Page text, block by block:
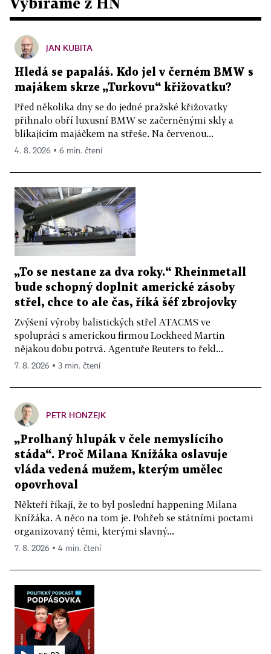
JAN KUBITA
Hledá se papaláš. Kdo jel v černém BMW s
majákem skrze „Turkovu“ křižovatku?
Před několika dny se do jedné pražské křižovatky
přihnalo obří luxusní BMW se začerněnými skly a
blikajícím majáčkem na střeše. Na červenou...
4. 8. 2026 ▪ 6 min. čtení
„To se nestane za dva roky.“ Rheinmetall
bude schopný doplnit americké zásoby
střel, chce to ale čas, říká šéf zbrojovky
Zvýšení výroby balistických střel ATACMS ve
spolupráci s americkou firmou Lockheed Martin
nějakou dobu potrvá. Agentuře Reuters to řekl...
7. 8. 2026 ▪ 3 min. čtení
PETR HONZEJK
„Prolhaný hlupák v čele nemyslícího
stáda“. Proč Milana Knížáka oslavuje
vláda vedená mužem, kterým umělec
opovrhoval
Někteří říkají, že to byl poslední happening Milana
Knížáka. A něco na tom je. Pohřeb se státními poctami
organizovaný těmi, kterými slavný...
7. 8. 2026 ▪ 4 min. čtení